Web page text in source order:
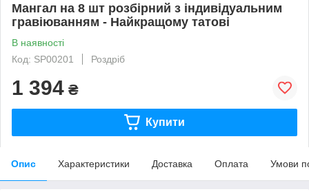
Мангал на 8 шт розбірний з індивідуальним
гравіюванням - Найкращому татові
В наявності
Код: SP00201
Роздріб
1 394 ₴
Купити
Опис Характеристики Доставка Оплата Умови